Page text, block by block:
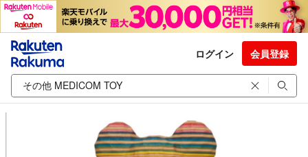
ログイン 会員登録